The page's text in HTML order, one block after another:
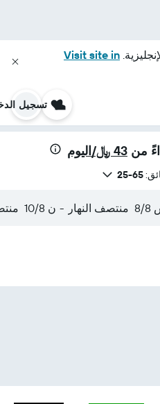
Visit site in
تسجيل
من 43 ﷼/اليوم
65-25
8 منتصف النهار - ن 10/8